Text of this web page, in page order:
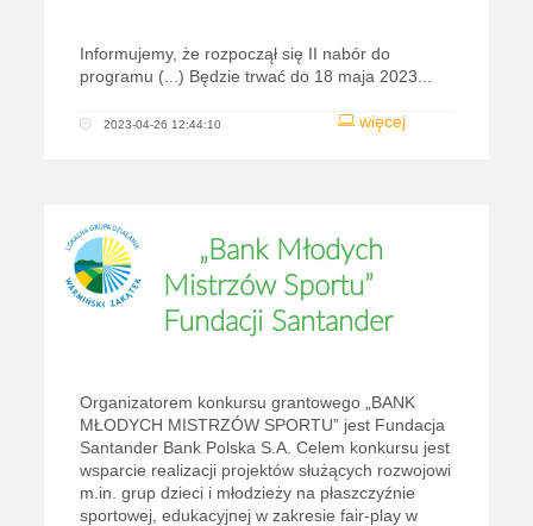
Informujemy, że rozpoczął się II nabór do
programu (...) Będzie trwać do 18 maja 2023...
więcej
2023-04-26 12:44:10
„Bank Młodych
Mistrzów Sportu”
Fundacji Santander
Organizatorem konkursu grantowego „BANK
MŁODYCH MISTRZÓW SPORTU” jest Fundacja
Santander Bank Polska S.A. Celem konkursu jest
wsparcie realizacji projektów służących rozwojowi
m.in. grup dzieci i młodzieży na płaszczyźnie
sportowej, edukacyjnej w zakresie fair-play w